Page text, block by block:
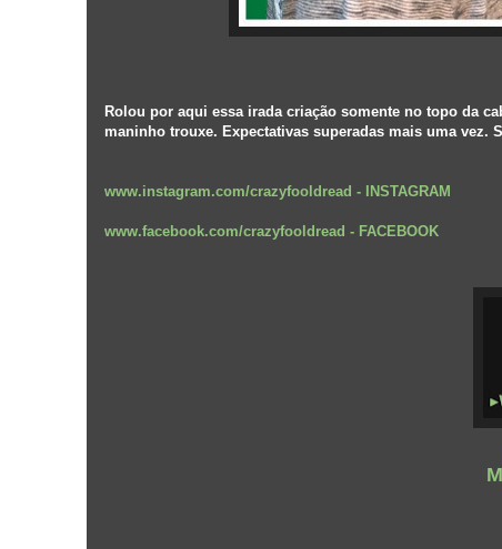
Rolou por aqui essa irada criação somente no topo da
maninho trouxe. Expectativas superadas mais uma
www.instagram.com/crazyfooldread - INSTAGRAM
www.facebook.com/crazyfooldread - FACEBOOK